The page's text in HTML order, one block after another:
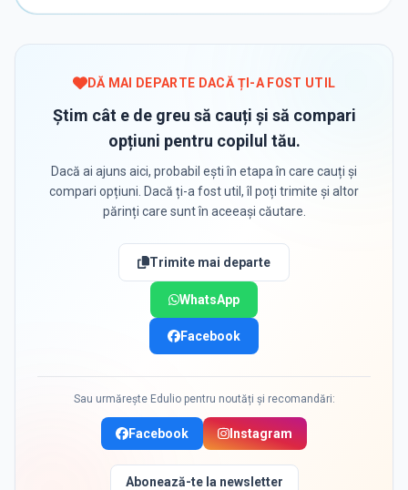
DĂ MAI DEPARTE DACĂ ȚI-A FOST UTIL
Știm cât e de greu să cauți și să compari
opțiuni pentru copilul tău.
Dacă ai ajuns aici, probabil ești în etapa în care cauți și
compari opțiuni. Dacă ți-a fost util, îl poți trimite și altor
părinți care sunt în aceeași căutare.
Trimite mai departe
WhatsApp
Facebook
Sau urmărește Edulio pentru noutăți și recomandări:
Facebook Instagram
Abonează-te la newsletter